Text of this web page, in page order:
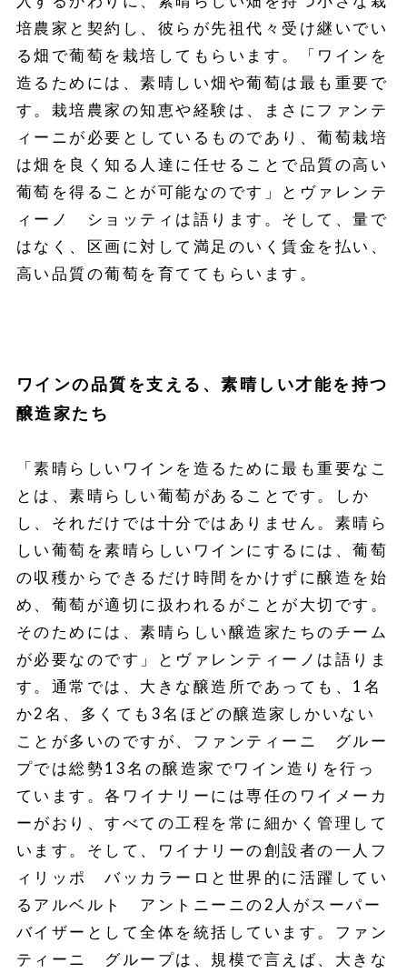
培農家と契約し、彼らが先祖代々受け継いでい
る畑で葡萄を栽培してもらいます。「ワインを
造るためには、素晴しい畑や葡萄は最も重要で
す。栽培農家の知恵や経験は、まさにファンテ
ィーニが必要としているものであり、葡萄栽培
は畑を良く知る人達に任せることで品質の高い
葡萄を得ることが可能なのです」とヴァレンテ
ィーノ ショッティは語ります。そして、量で
はなく、区画に対して満足のいく賃金を払い、
高い品質の葡萄を育ててもらいます。
ワインの品質を支える、素晴しい才能を持つ
醸造家たち
「素晴らしいワインを造るために最も重要なこ
とは、素晴らしい葡萄があることです。しか
し、それだけでは十分ではありません。素晴ら
しい葡萄を素晴らしいワインにするには、葡萄
の収穫からできるだけ時間をかけずに醸造を始
め、葡萄が適切に扱われるがことが大切です。
そのためには、素晴らしい醸造家たちのチーム
が必要なのです」とヴァレンティーノは語りま
す。通常では、大きな醸造所であっても、1名
か2名、多くても3名ほどの醸造家しかいない
ことが多いのですが、ファンティーニ グルー
プでは総勢13名の醸造家でワイン造りを行っ
ています。各ワイナリーには専任のワイメーカ
ーがおり、すべての工程を常に細かく管理して
います。そして、ワイナリーの創設者の一人フ
ィリッポ バッカラーロと世界的に活躍してい
るアルベルト アントニーニの2人がスーパー
バイザーとして全体を統括しています。ファン
ティーニ グループは、規模で言えば、大きな